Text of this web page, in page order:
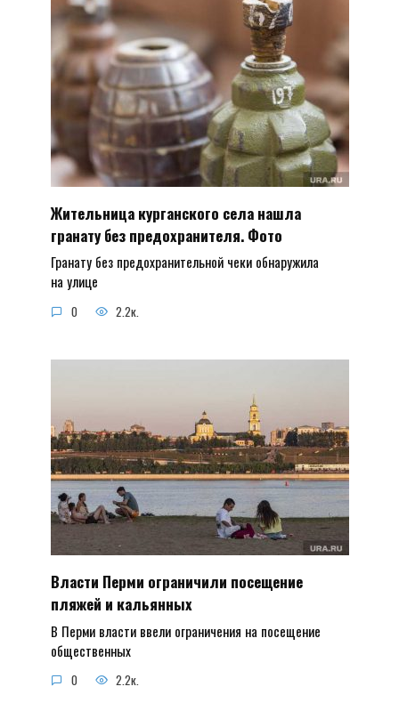
Жительница курганского села нашла
гранату без предохранителя. Фото
Гранату без предохранительной чеки обнаружила
на улице
0 2.2к.
Власти Перми ограничили посещение
пляжей и кальянных
В Перми власти ввели ограничения на посещение
общественных
0 2.2к.